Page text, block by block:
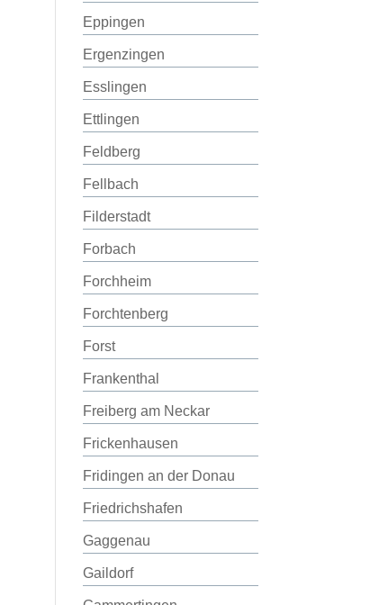
Eppingen
Ergenzingen
Esslingen
Ettlingen
Feldberg
Fellbach
Filderstadt
Forbach
Forchheim
Forchtenberg
Forst
Frankenthal
Freiberg am Neckar
Frickenhausen
Fridingen an der Donau
Friedrichshafen
Gaggenau
Gaildorf